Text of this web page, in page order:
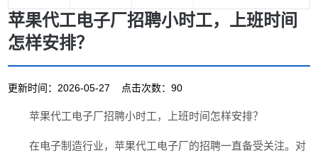
苹果代工电子厂招聘小时工，上班时间
怎样安排？
更新时间：2026-05-27 点击次数：90
苹果代工电子厂招聘小时工，上班时间怎样安排？
在电子制造行业，苹果代工电子厂的招聘一直备受关注。对